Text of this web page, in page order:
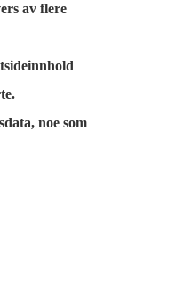
av flere
noe som